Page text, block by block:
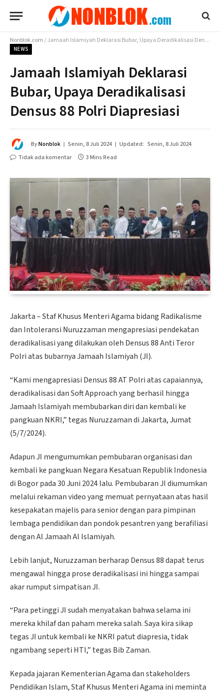
Nonblok.com/Jamaah Islamiyah Deklarasi Bubar, Upaya Deradikalisasi Densus 88 Polri Diapresiasi
NEWS
Jamaah Islamiyah Deklarasi
Bubar, Upaya Deradikalisasi
Densus 88 Polri Diapresiasi
ByNonblok Senin, 8 Juli 2024 Updated: Senin, 8 Juli 2024
Tidak ada komentar
3 Mins Read
Jakarta – Staf Khusus Menteri Agama bidang Radikalisme
dan Intoleransi Nuruzzaman mengapresiasi pendekatan
deradikalisasi yang dilakukan oleh Densus 88 Anti Teror
Polri atas bubarnya Jamaah Islamiyah (JI).
“Kami mengapresiasi Densus 88 AT Polri atas capaiannya,
deradikalisasi dan Soft Approach yang berhasil hingga
Jamaah Islamiyah membubarkan diri dan kembali ke
pangkuan NKRI,” tegas Nuruzzaman di Jakarta, Jumat
(5/7/2024).
Adapun JI mengumumkan pembubaran organisasi dan
kembali ke pangkuan Negara Kesatuan Republik Indonesia
di Bogor pada 30 Juni 2024 lalu. Pembubaran JI diumumkan
melalui rekaman video yang memuat pernyataan atas hasil
kesepakatan majelis para senior dengan para pimpinan
lembaga pendidikan dan pondok pesantren yang berafiliasi
dengan Al Jamaah Al Islamiyah.
Lebih lanjut, Nuruzzaman berharap Densus 88 dapat terus
mengawal hingga prose deradikalisasi ini hingga sampai
akar rumput simpatisan JI.
“Para petinggi JI sudah menyatakan bahwa selama ini
mereka khilaf dan paham mereka salah. Saya kira sikap
tegas JI untuk kembali ke NKRI patut diapresia, tidak
ngambang seperti HTI,” tegas Bib Zaman.
Kepada jajaran Kementerian Agama dan stakeholders
Pendidikan Islam, Staf Khusus Menteri Agama ini meminta